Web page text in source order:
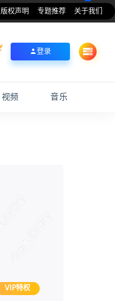
版权声明 专题推荐 关于我们
登录
视频 音乐
VIP特权